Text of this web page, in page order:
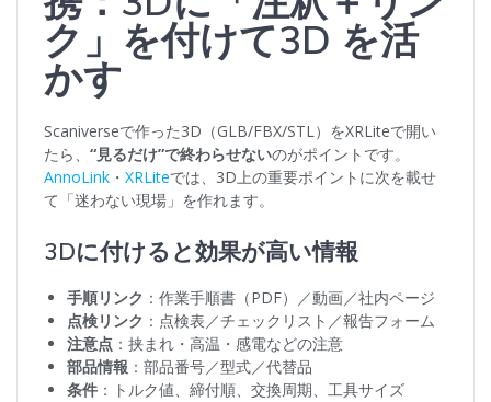
ク」を付けて3D を活
かす
Scaniverseで作った3D（GLB/FBX/STL）をXRLiteで開い
たら、 “見るだけ”で終わらせないのがポイントです。
AnnoLink ・ XRLiteでは、3D上の重要ポイントに次を載せ
て「迷わない現場」を作れます。
3Dに付けると効果が高い情報
手順リンク ：作業手順書（PDF）／動画／社内ページ
点検リンク ：点検表／チェックリスト／報告フォーム
注意点 ：挟まれ・高温・感電などの注意
部品情報 ：部品番号／型式／代替品
条件 ：トルク値、締付順、交換周期、工具サイズ